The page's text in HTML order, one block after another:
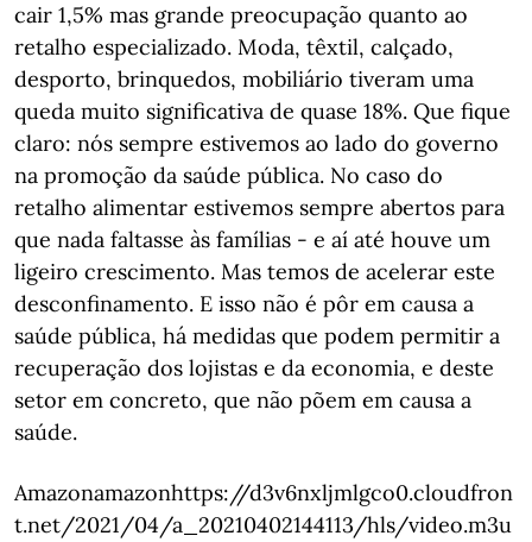
cair 1,5% mas grande preocupação quanto ao
retalho especializado. Moda, têxtil, calçado,
desporto, brinquedos, mobiliário tiveram uma
queda muito significativa de quase 18%. Que fique
claro: nós sempre estivemos ao lado do governo
na promoção da saúde pública. No caso do
retalho alimentar estivemos sempre abertos para
que nada faltasse às famílias - e aí até houve um
ligeiro crescimento. Mas temos de acelerar este
desconfinamento. E isso não é pôr em causa a
saúde pública, há medidas que podem permitir a
recuperação dos lojistas e da economia, e deste
setor em concreto, que não põem em causa a
saúde.
Amazonamazonhttps://d3v6nxljmlgco0.cloudfron
t.net/2021/04/a_20210402144113/hls/video.m3u